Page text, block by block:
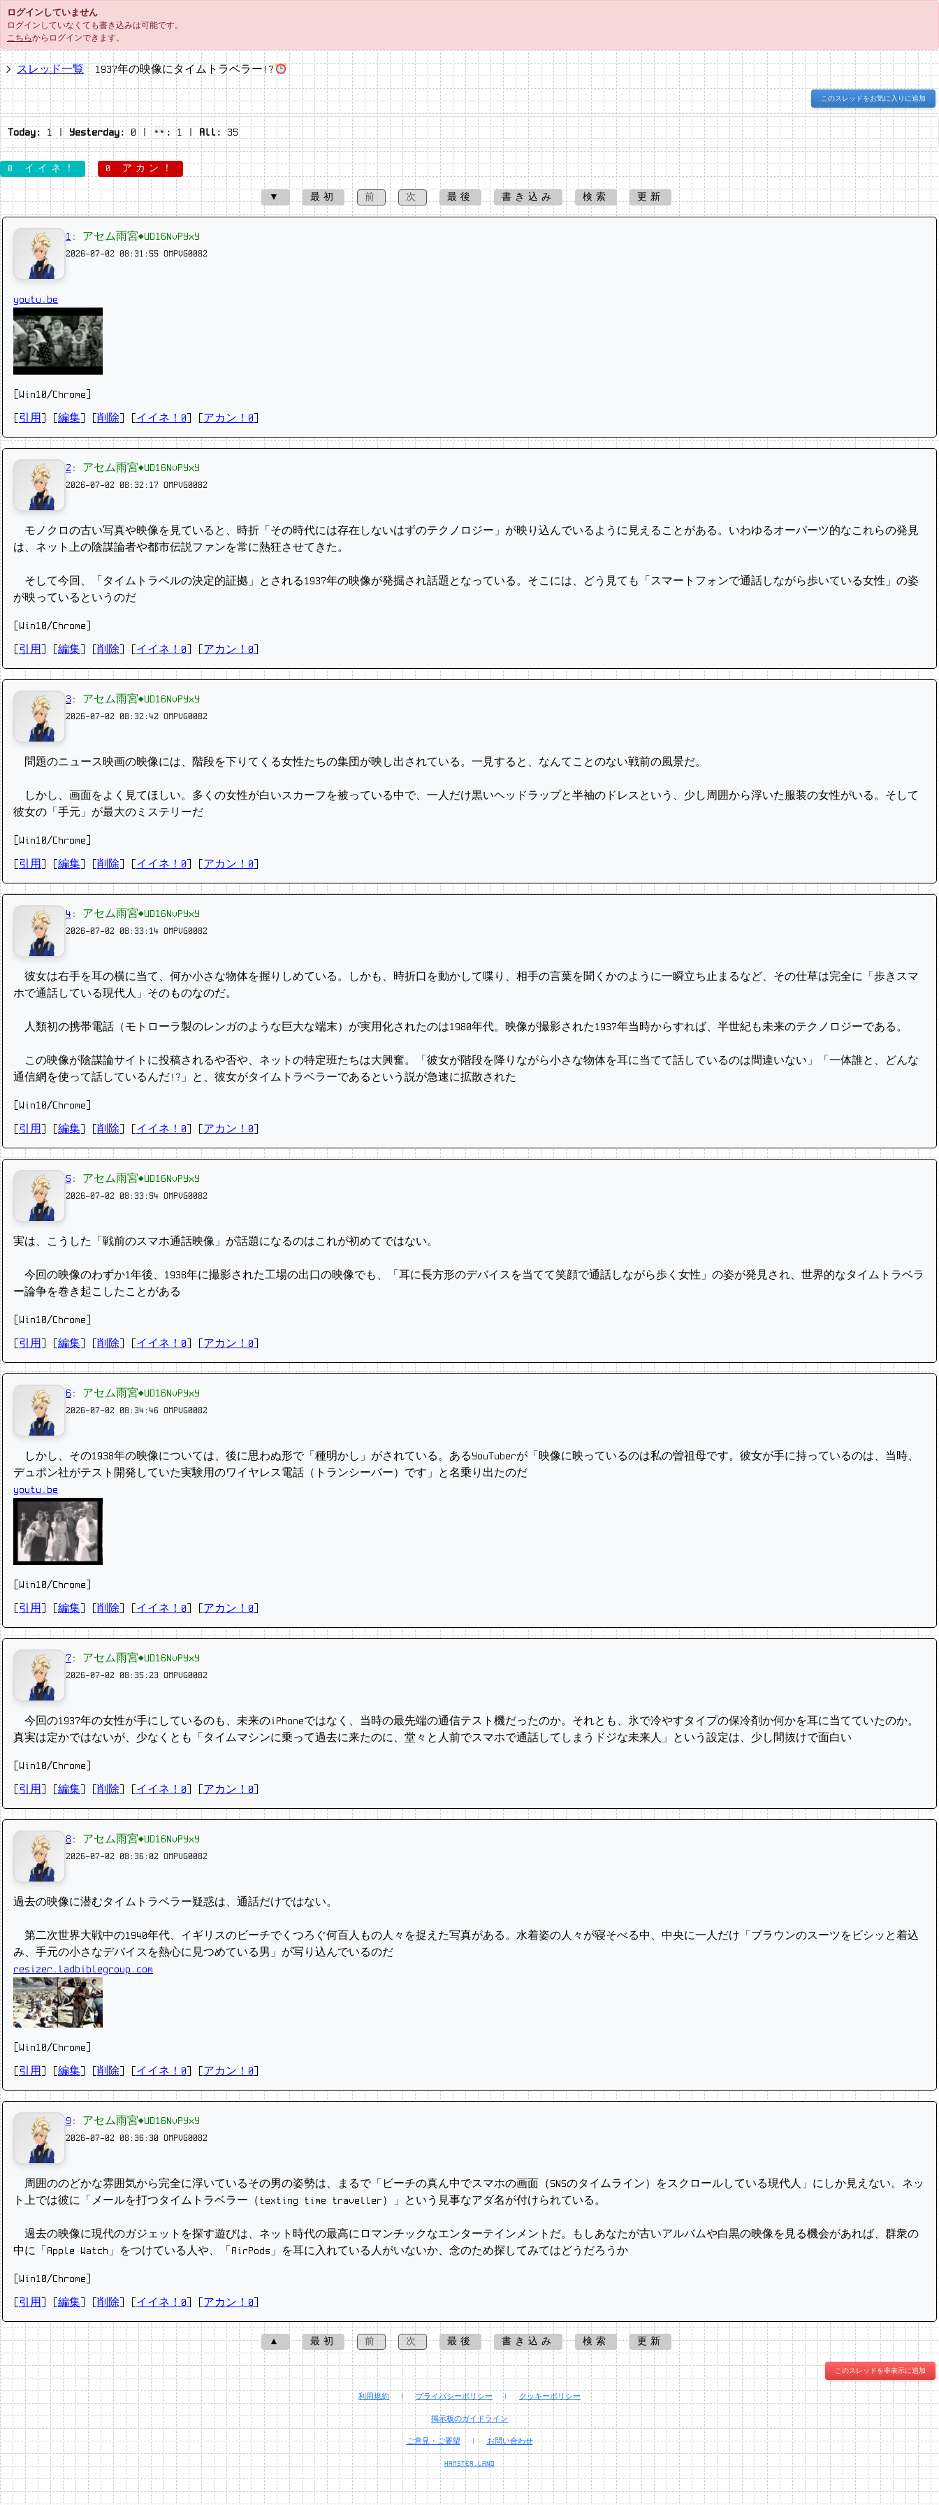
ログインしていません
ログインしていなくても書き込みは可能です。
こちらからログインできます。
スレッド一覧 1937年の映像にタイムトラベラー!?
このスレッドをお気に入りに追加
Today: 1 | Yesterday:0 | : 1 | All: 35
0 イイネ！ 0 アカン！
▼ 最初 前 次 最後 書き込み 検索 更新
1 : アセム雨宮◆UD16NvPYxY
2026-07-02 08:31:55 OMPVG0082
youtu.be
[Win10/Chrome]
引用 編集 削除 イイネ！0 アカン！0
2 : アセム雨宮◆UD16NvPYxY
2026-07-02 08:32:17 OMPVG0082
モノクロの古い写真や映像を見ていると、時折「その時代には存在しないはずのテクノロジー」が映り込んでいるように見えることがある。いわゆるオーパーツ的なこれらの発見
は、ネット上の陰謀論者や都市伝説ファンを常に熱狂させてきた。
そして今回、「タイムトラベルの決定的証拠」とされる1937年の映像が発掘され話題となっている。そこには、どう見ても「スマートフォンで通話しながら歩いている女性」の姿
が映っているというのだ
[Win10/Chrome]
引用 編集 削除 イイネ！0 アカン！0
3 : アセム雨宮◆UD16NvPYxY
2026-07-02 08:32:42 OMPVG0082
問題のニュース映画の映像には、階段を下りてくる女性たちの集団が映し出されている。一見すると、なんてことのない戦前の風景だ。
しかし、画面をよく見てほしい。多くの女性が白いスカーフを被っている中で、一人だけ黒いヘッドラップと半袖のドレスという、少し周囲から浮いた服装の女性がいる。そして
彼女の「手元」が最大のミステリーだ
[Win10/Chrome]
引用 編集 削除 イイネ！0 アカン！0
4 : アセム雨宮◆UD16NvPYxY
2026-07-02 08:33:14 OMPVG0082
彼女は右手を耳の横に当て、何か小さな物体を握りしめている。しかも、時折口を動かして喋り、相手の言葉を聞くかのように一瞬立ち止まるなど、その仕草は完全に「歩きスマ
ホで通話している現代人」そのものなのだ。
人類初の携帯電話（モトローラ製のレンガのような巨大な端末）が実用化されたのは1980年代。映像が撮影された1937年当時からすれば、半世紀も未来のテクノロジーである。
この映像が陰謀論サイトに投稿されるや否や、ネットの特定班たちは大興奮。「彼女が階段を降りながら小さな物体を耳に当てて話しているのは間違いない」「一体誰と、どんな
通信網を使って話しているんだ!?」と、彼女がタイムトラベラーであるという説が急速に拡散された
[Win10/Chrome]
引用 編集 削除 イイネ！0 アカン！0
5 : アセム雨宮◆UD16NvPYxY
2026-07-02 08:33:54 OMPVG0082
実は、こうした「戦前のスマホ通話映像」が話題になるのはこれが初めてではない。
今回の映像のわずか1年後、1938年に撮影された工場の出口の映像でも、「耳に長方形のデバイスを当てて笑顔で通話しながら歩く女性」の姿が発見され、世界的なタイムトラベラ
ー論争を巻き起こしたことがある
[Win10/Chrome]
引用 編集 削除 イイネ！0 アカン！0
6 : アセム雨宮◆UD16NvPYxY
2026-07-02 08:34:46 OMPVG0082
しかし、その1938年の映像については、後に思わぬ形で「種明かし」がされている。あるYouTuberが「映像に映っているのは私の曽祖母です。彼女が手に持っているのは、当時、
デュポン社がテスト開発していた実験用のワイヤレス電話（トランシーバー）です」と名乗り出たのだ
youtu.be
[Win10/Chrome]
引用 編集 削除 イイネ！0 アカン！0
7 : アセム雨宮◆UD16NvPYxY
2026-07-02 08:35:23 OMPVG0082
今回の1937年の女性が手にしているのも、未来のiPhoneではなく、当時の最先端の通信テスト機だったのか。それとも、氷で冷やすタイプの保冷剤か何かを耳に当てていたのか。
真実は定かではないが、少なくとも「タイムマシンに乗って過去に来たのに、堂々と人前でスマホで通話してしまうドジな未来人」という設定は、少し間抜けで面白い
[Win10/Chrome]
引用 編集 削除 イイネ！0 アカン！0
8 : アセム雨宮◆UD16NvPYxY
2026-07-02 08:36:02 OMPVG0082
過去の映像に潜むタイムトラベラー疑惑は、通話だけではない。
第二次世界大戦中の1940年代、イギリスのビーチでくつろぐ何百人もの人々を捉えた写真がある。水着姿の人々が寝そべる中、中央に一人だけ「ブラウンのスーツをビシッと着込
み、手元の小さなデバイスを熱心に見つめている男」が写り込んでいるのだ
resizer.ladbiblegroup.com
[Win10/Chrome]
引用 編集 削除 イイネ！0 アカン！0
9 : アセム雨宮◆UD16NvPYxY
2026-07-02 08:36:30 OMPVG0082
周囲ののどかな雰囲気から完全に浮いているその男の姿勢は、まるで「ビーチの真ん中でスマホの画面（SNSのタイムライン）をスクロールしている現代人」にしか見えない。ネッ
ト上では彼に「メールを打つタイムトラベラー（texting time traveller）」という見事なアダ名が付けられている。
過去の映像に現代のガジェットを探す遊びは、ネット時代の最高にロマンチックなエンターテインメントだ。もしあなたが古いアルバムや白黒の映像を見る機会があれば、群衆の
中に「Apple Watch」をつけている人や、「AirPods」を耳に入れている人がいないか、念のため探してみてはどうだろうか
[Win10/Chrome]
引用 編集 削除 イイネ！0 アカン！0
▲ 最初 前 次 最後 書き込み 検索 更新
このスレッドを非表示に追加
利用規約 | プライバシーポリシー | クッキーポリシー
掲示板のガイドライン
ご意見・ご要望 | お問い合わせ
HAMSTER.LAND